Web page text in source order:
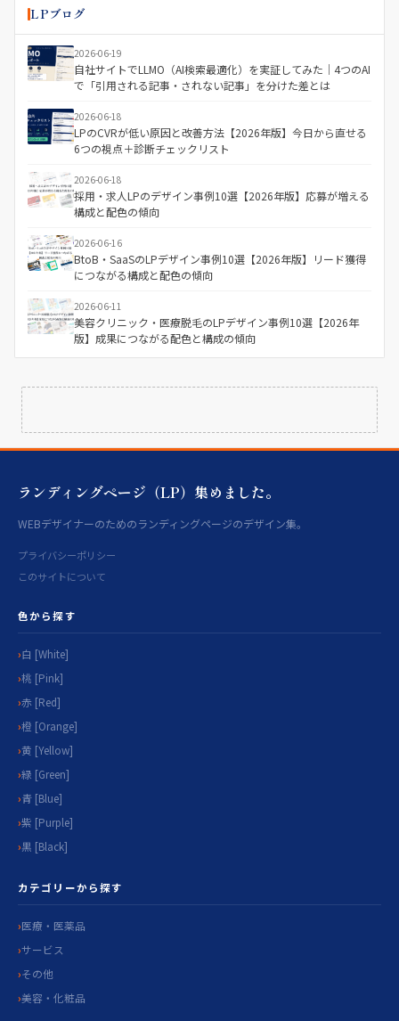
LPブログ
2026-06-19
自社サイトでLLMO（AI検索最適化）を実証してみた｜4つのAI
で「引用される記事・されない記事」を分けた差とは
2026-06-18
LPのCVRが低い原因と改善方法【2026年版】今日から直せる
6つの視点＋診断チェックリスト
2026-06-18
採用・求人LPのデザイン事例10選【2026年版】応募が増える
構成と配色の傾向
2026-06-16
BtoB・SaaSのLPデザイン事例10選【2026年版】リード獲得
につながる構成と配色の傾向
2026-06-11
美容クリニック・医療脱毛のLPデザイン事例10選【2026年
版】成果につながる配色と構成の傾向
ランディングページ（LP）集めました。
WEBデザイナーのためのランディングページのデザイン集。
プライバシーポリシー
このサイトについて
色から探す
白 [White]
桃 [Pink]
赤 [Red]
橙 [Orange]
黄 [Yellow]
緑 [Green]
青 [Blue]
紫 [Purple]
黒 [Black]
カテゴリーから探す
医療・医薬品
サービス
その他
美容・化粧品